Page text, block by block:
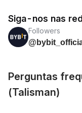
Siga-nos nas
Followers
Perguntas
(Talisman)